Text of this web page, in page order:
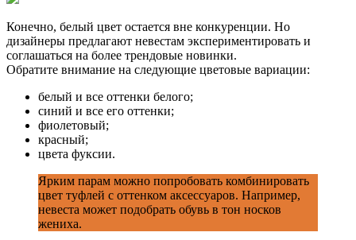
Конечно, белый цвет остается вне конкуренции. Но
дизайнеры предлагают невестам экспериментировать и
соглашаться на более трендовые новинки.
Обратите внимание на следующие цветовые вариации:
белый и все оттенки белого;
синий и все его оттенки;
фиолетовый;
красный;
цвета фуксии.
Ярким парам можно попробовать комбинировать
цвет туфлей с оттенком аксессуаров. Например,
невеста может подобрать обувь в тон носков
жениха.